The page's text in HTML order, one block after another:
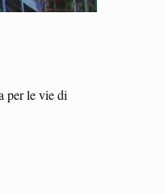
per le vie di